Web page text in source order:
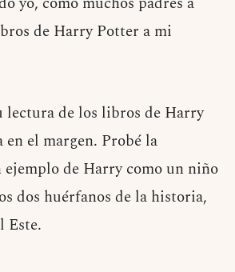
de Harry Potter a mi
lectura de los libros de Harry
el margen. Probé la
de Harry como un niño
dos huérfanos de la historia,
Este.